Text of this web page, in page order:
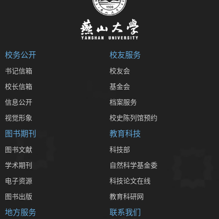
校务公开
书记信箱
校长信箱
信息公开
视觉形象
校友服务
校友会
基金会
档案服务
校史陈列馆预约
图书期刊
图书文献
学术期刊
电子资源
图书出版
教育科技
科技部
自然科学基金委
科技论文在线
教育科研网
地方服务 联系我们